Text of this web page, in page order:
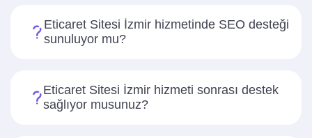
Eticaret Sitesi İzmir hizmetinde SEO desteği
sunuluyor mu?
Eticaret Sitesi İzmir hizmeti sonrası destek
sağlıyor musunuz?